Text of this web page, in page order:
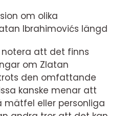
om olika
Ibrahimovićs längd
att det finns
om Zlatan
den omfattande
kanske menar att
mätfel eller personliga